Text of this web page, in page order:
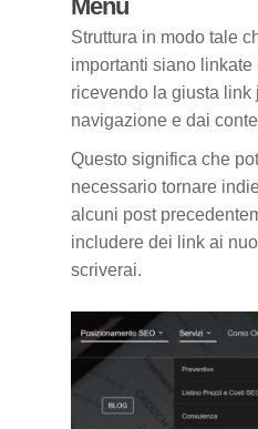
Menu
Struttura in modo tale
importanti siano linkate
ricevendo la giusta link
navigazione e dai
Questo significa che
necessario tornare
alcuni post
includere dei link ai
scriverai.